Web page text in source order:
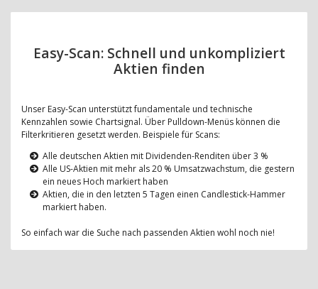
Easy-Scan: Schnell und unkompliziert
Aktien finden
Unser Easy-Scan unterstützt fundamentale und technische
Kennzahlen sowie Chartsignal. Über Pulldown-Menüs können die
Filterkritieren gesetzt werden. Beispiele für Scans:
Alle deutschen Aktien mit Dividenden-Renditen über 3 %
Alle US-Aktien mit mehr als 20 % Umsatzwachstum, die gestern
ein neues Hoch markiert haben
Aktien, die in den letzten 5 Tagen einen Candlestick-Hammer
markiert haben.
So einfach war die Suche nach passenden Aktien wohl noch nie!